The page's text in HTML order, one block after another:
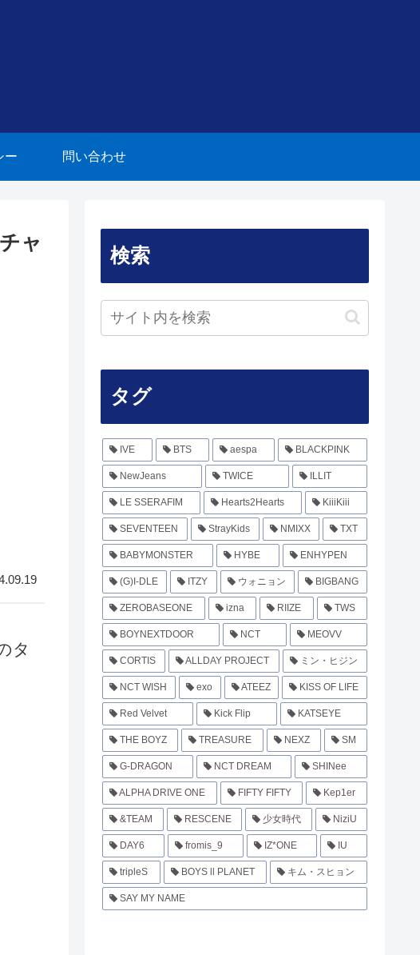
ー 問い合わせ
ャ
タ
検索
タグ
IVE BTS aespa BLACKPINK
NewJeans TWICE ILLIT
LE SSERAFIM Hearts2Hearts KiiiKiii
SEVENTEEN StrayKids NMIXX TXT
BABYMONSTER HYBE ENHYPEN
(G)I-DLE ITZY ウォニョン BIGBANG
ZEROBASEONE izna RIIZE TWS
BOYNEXTDOOR NCT MEOVV
CORTIS ALLDAY PROJECT ミン・ヒジン
NCT WISH exo ATEEZ KISS OF LIFE
Red Velvet Kick Flip KATSEYE
THE BOYZ TREASURE NEXZ SM
G-DRAGON NCT DREAM SHINee
ALPHA DRIVE ONE FIFTY FIFTY Kep1er
&TEAM RESCENE 少女時代 NiziU
DAY6 fromis_9 IZ*ONE IU
tripleS BOYS ll PLANET キム・スヒョン
SAY MY NAME